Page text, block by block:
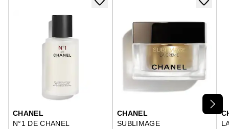
Ignorer le carrousel produits
CHANEL
N°1 DE CHANEL
CHANEL
SUBLIMAGE